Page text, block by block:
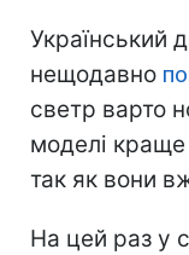
Український
нещодавно
светр варто
моделі краще
так як вони
На цей раз у